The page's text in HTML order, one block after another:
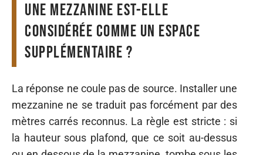
Une mezzanine est-elle
considérée comme un espace
supplémentaire ?
La réponse ne coule pas de source. Installer une
mezzanine ne se traduit pas forcément par des
mètres carrés reconnus. La règle est stricte : si
la hauteur sous plafond, que ce soit au-dessus